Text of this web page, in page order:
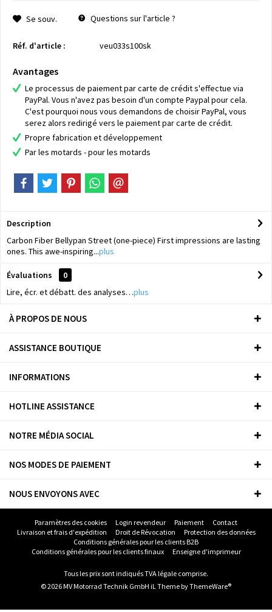
Se souv. Questions sur l'article ?
Réf. d'article : veu033s100sk
Avantages
Le processus de paiement par carte de crédit s'effectue via
PayPal. Vous n'avez pas besoin d'un compte Paypal pour cela.
C'est pourquoi nous vous demandons de choisir PayPal, vous
serez alors redirigé vers le paiement par carte de crédit.
Propre fabrication et développement
Par les motards - pour les motards
Description
Carbon Fiber Bellypan Street (one-piece) First impressions are lasting
ones. This awe-inspiring...plus
Évaluations
0
Lire, écr. et débatt. des analyses…plus
À PROPOS DE NOUS
ASSISTANCE BOUTIQUE
INFORMATIONS
HOTLINE ASSISTANCE
NOTRE MÉDIA SOCIAL
NOS MODES DE PAIEMENT
NOUS ENVOYONS AVEC
Paramètres des cookies Login revendeur Paiement
Contact
Livraison et frais d'expédition
Droit de Révocation
Protection des données
Conditions générales pour les clients B2B
Conditions générales pour les clients finaux
Enseigne d'imprimeur
Tous les prix sont indiqués TVA légale comprise.
© 2026 MV Motorrad Technik GmbH iL Theme byThemeWare®